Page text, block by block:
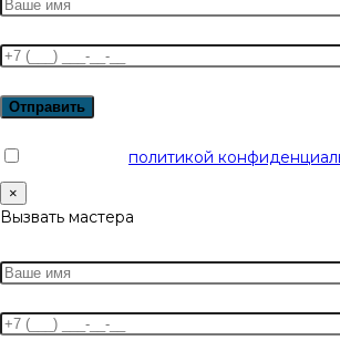
политикой
×
Вызвать мастера